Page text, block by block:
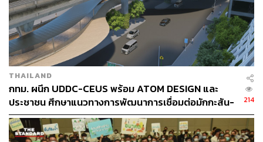
THAILAND
กทม. ผนึก UDDC-CEUS พร้อม ATOM DESIGN และ
ประชาชน ศึกษาแนวทางการพัฒนาการเชื่อมต่อมักกะสัน-
ราชประสงค์-สีลม รองรับการเติบโตของเมืองในอนาคต
214